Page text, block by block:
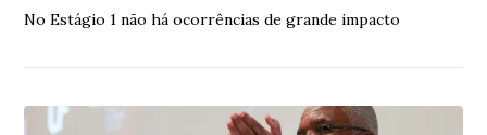
No Estágio 1 não há ocorrências de grande impacto